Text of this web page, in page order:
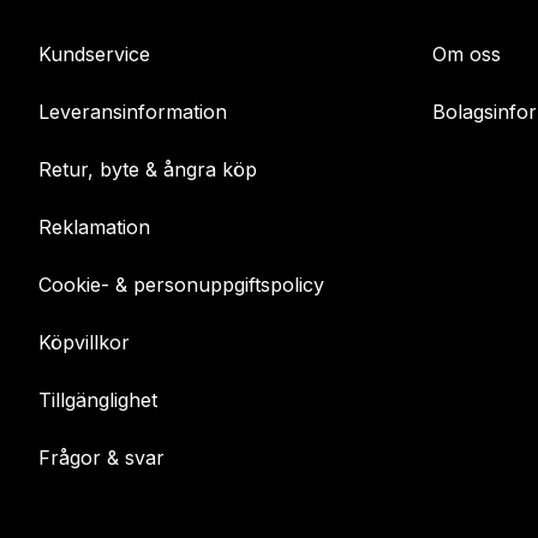
Kundservice
Leveransinformation
Retur, byte & ångra köp
Reklamation
Cookie- & personuppgiftspolicy
Köpvillkor
Tillgänglighet
Frågor & svar
Om oss